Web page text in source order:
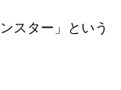
スター」という